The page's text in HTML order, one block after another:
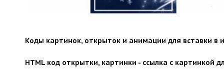
Коды картинок, открыток и анимации для вставки в
HTML код открытки, картинки - ссылка с картинкой